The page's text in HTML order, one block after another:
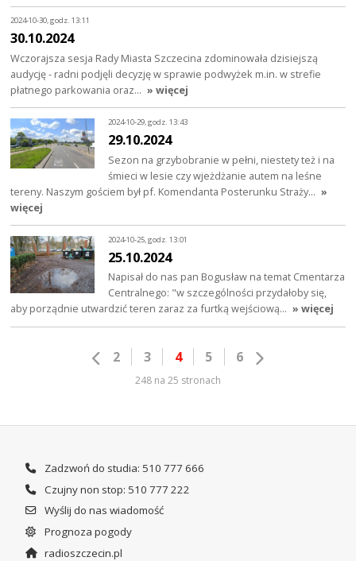
2024-10-30, godz. 13:11
30.10.2024
Wczorajsza sesja Rady Miasta Szczecina zdominowała dzisiejszą
audycję - radni podjęli decyzję w sprawie podwyżek m.in. w strefie
płatnego parkowania oraz… » więcej
2024-10-29, godz. 13:43
29.10.2024
Sezon na grzybobranie w pełni, niestety też i na
śmieci w lesie czy wjeżdżanie autem na leśne
tereny. Naszym gościem był pf. Komendanta Posterunku Straży… »
więcej
2024-10-25, godz. 13:01
25.10.2024
Napisał do nas pan Bogusław na temat Cmentarza
Centralnego: "w szczególności przydałoby się,
aby porządnie utwardzić teren zaraz za furtką wejściową… » więcej
2 3 4 5 6
248 na 25 stronach
Zadzwoń do studia: 510 777 666
Czujny non stop: 510 777 222
Wyślij do nas wiadomość
Prognoza pogody
radioszczecin.pl